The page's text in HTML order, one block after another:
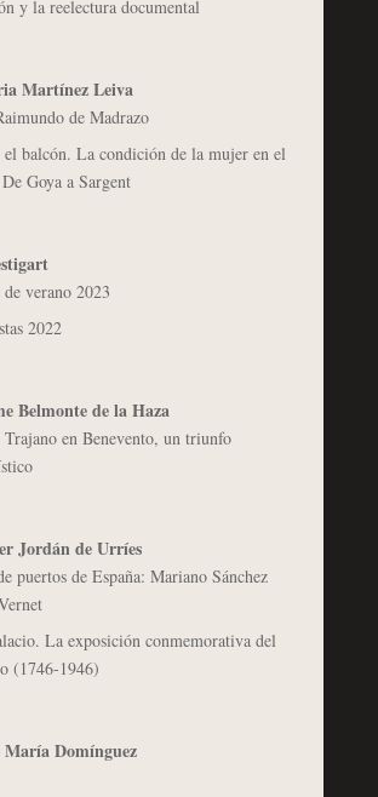
y la reelectura documental
Martínez Leiva
de Madrazo
el balcón. La condición de la mujer en el
Goya a Sargent
de verano 2023
2022
Belmonte de la Haza
en Benevento, un triunfo
Jordán de Urríes
puertos de España: Mariano Sánchez
La exposición conmemorativa del
(1746-1946)
María Domínguez